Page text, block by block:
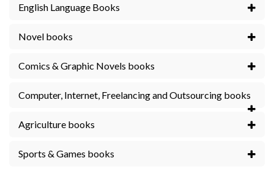
English Language Books
Novel books
Comics & Graphic Novels books
Computer, Internet, Freelancing and Outsourcing books
Agriculture books
Sports & Games books